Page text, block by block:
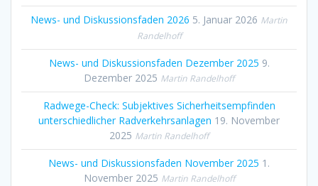
News- und Diskussionsfaden 2026 5. Januar 2026 Martin
Randelhoff
News- und Diskussionsfaden Dezember 2025 9.
Dezember 2025 Martin Randelhoff
Radwege-Check: Subjektives Sicherheitsempfinden
unterschiedlicher Radverkehrsanlagen 19. November
2025 Martin Randelhoff
News- und Diskussionsfaden November 2025 1.
November 2025 Martin Randelhoff